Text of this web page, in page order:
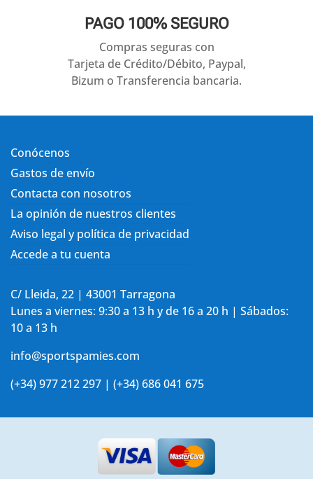
PAGO 100% SEGURO
Compras seguras con
Tarjeta de Crédito/Débito, Paypal,
Bizum o Transferencia bancaria.
Conócenos
Gastos de envío
Contacta con nosotros
La opinión de nuestros clientes
Aviso legal y política de privacidad
Accede a tu cuenta
C/ Lleida, 22 | 43001 Tarragona
Lunes a viernes: 9:30 a 13 h y de 16 a 20 h | Sábados:
10 a 13 h
info@sportspamies.com
(+34) 977 212 297 | (+34) 686 041 675